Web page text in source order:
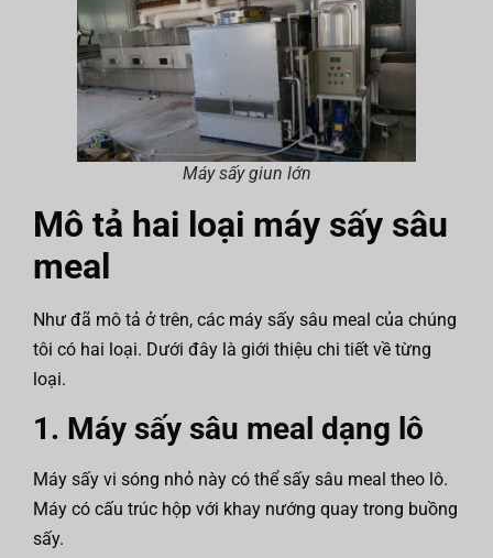
Máy sấy giun lớn
Mô tả hai loại máy sấy sâu
meal
Như đã mô tả ở trên, các máy sấy sâu meal của chúng
tôi có hai loại. Dưới đây là giới thiệu chi tiết về từng
loại.
1. Máy sấy sâu meal dạng lô
Máy sấy vi sóng nhỏ này có thể sấy sâu meal theo lô.
Máy có cấu trúc hộp với khay nướng quay trong buồng
sấy.